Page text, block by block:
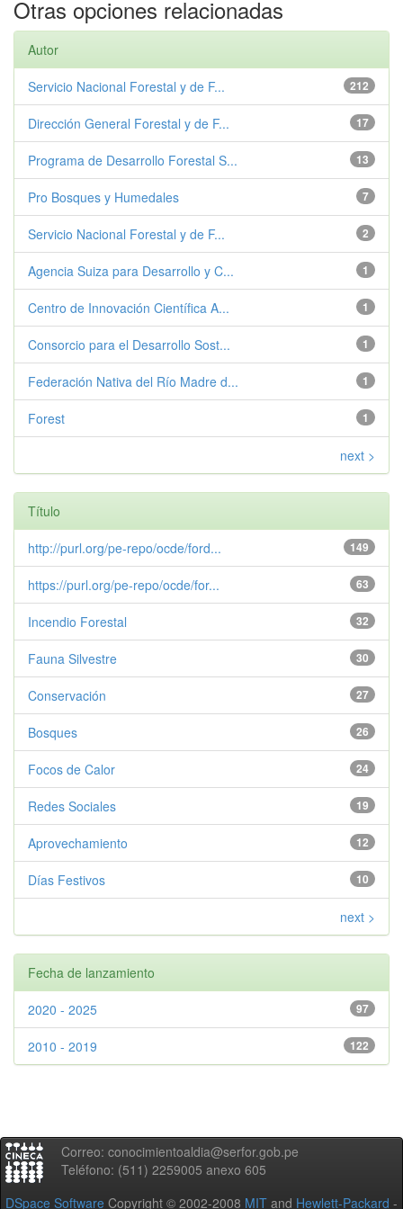
Otras opciones relacionadas
Autor
212
Servicio Nacional Forestal y de F...
17
Dirección General Forestal y de F...
13
Programa de Desarrollo Forestal S...
7
Pro Bosques y Humedales
2
Servicio Nacional Forestal y de F...
1
Agencia Suiza para Desarrollo y C...
1
Centro de Innovación Científica A...
1
Consorcio para el Desarrollo Sost...
1
Federación Nativa del Río Madre d...
1
Forest
next >
Título
149
http://purl.org/pe-repo/ocde/ford...
63
https://purl.org/pe-repo/ocde/for...
32
Incendio Forestal
30
Fauna Silvestre
27
Conservación
26
Bosques
24
Focos de Calor
19
Redes Sociales
12
Aprovechamiento
10
Días Festivos
next >
Fecha de lanzamiento
97
2020 - 2025
122
2010 - 2019
Correo: conocimientoaldia@serfor.gob.pe
Teléfono: (511) 2259005 anexo 605
DSpace Software Copyright © 2002-2008 MIT and Hewlett-Packard -